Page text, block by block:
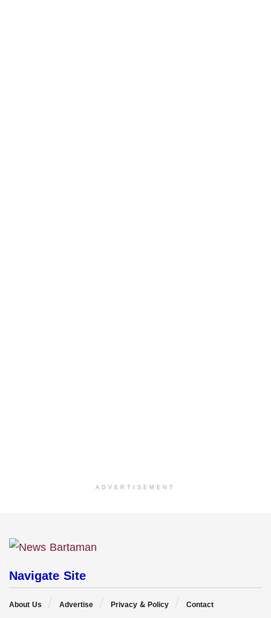
ADVERTISEMENT
Navigate Site
About Us Advertise Privacy & Policy Contact